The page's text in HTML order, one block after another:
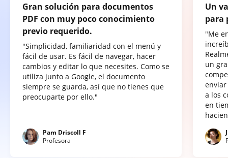
Gran solución para documentos
PDF con muy poco conocimiento
previo requerido.
"Simplicidad, familiaridad con el menú y
fácil de usar. Es fácil de navegar, hacer
cambios y editar lo que necesites. Como se
utiliza junto a Google, el documento
siempre se guarda, así que no tienes que
preocuparte por ello."
Pam Driscoll F
Profesora
Un
para
"Me
un
a los
en